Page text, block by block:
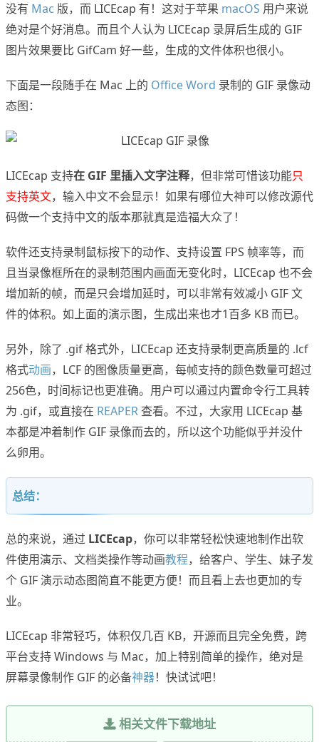
没有 Mac 版，而 LICEcap 有！这对于苹果 macOS 用户来说
绝对是个好消息。而且个人认为 LICEcap 录屏后生成的 GIF
图片效果要比 GifCam 好一些，生成的文件体积也很小。
下面是一段随手在 Mac 上的 Office Word 录制的 GIF 录像动
态图：
LICEcap 支持在 GIF 里插入文字注释，但非常可惜该功能只
支持英文，输入中文不会显示！如果有哪位大神可以修改源代
码做一个支持中文的版本那就真是造福大众了！
软件还支持录制鼠标按下的动作、支持设置 FPS 帧率等，而
且当录像框所在的录制范围内画面无变化时，LICEcap 也不会
增加新的帧，而是只会增加延时，可以非常有效减小 GIF 文
件的体积。如上面的演示图，生成出来也才1百多 KB 而已。
另外，除了 .gif 格式外，LICEcap 还支持录制更高质量的 .lcf
格式动画，LCF 的图像质量更高，每帧支持的颜色数量可超过
256色，时间标记也更准确。用户可以通过内置命令行工具转
为 .gif，或直接在 REAPER查看。不过，大家用 LICEcap 基
本都是冲着制作 GIF 录像而去的，所以这个功能似乎并没什
么卵用。
总结：
总的来说，通过 LICEcap，你可以非常轻松快速地制作出软
件使用演示、文档类操作等动画教程，给客户、学生、妹子发
个 GIF 演示动态图简直不能更方便！而且看上去也更加的专
业。
LICEcap 非常轻巧，体积仅几百 KB，开源而且完全免费，跨
平台支持 Windows 与 Mac，加上特别简单的操作，绝对是
屏幕录像制作 GIF 的必备神器！快试试吧！
相关文件下载地址